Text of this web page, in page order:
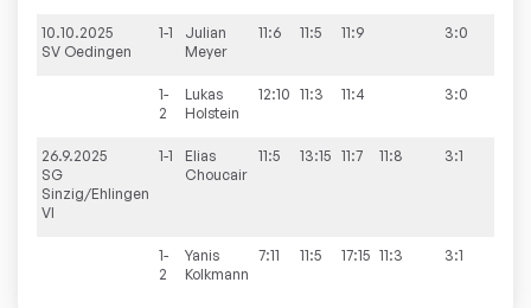
10.10.2025
SV Oedingen
1-1
Julian
Meyer
11:6 11:5 11:9 3:0
1-
2
Lukas
Holstein
12:10 11:3 11:4 3:0
26.9.2025
SG
Sinzig/Ehlingen
VI
1-1
Elias
Choucair
11:5 13:15 11:7 11:8 3:1
1-
2
Yanis
Kolkmann
7:11 11:5 17:15 11:3 3:1